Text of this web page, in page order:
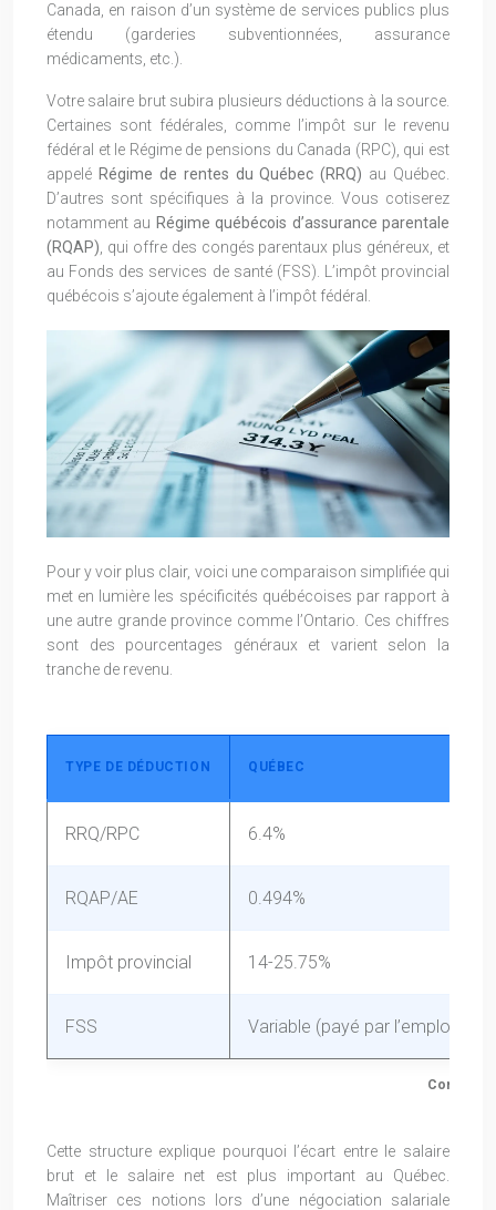
Canada, en raison d’un système de services publics plus
étendu (garderies subventionnées, assurance
médicaments, etc.).
Votre salaire brut subira plusieurs déductions à la source.
Certaines sont fédérales, comme l’impôt sur le revenu
fédéral et le Régime de pensions du Canada (RPC), qui est
appelé Régime de rentes du Québec (RRQ) au Québec.
D’autres sont spécifiques à la province. Vous cotiserez
notamment au Régime québécois d’assurance parentale
(RQAP) , qui offre des congés parentaux plus généreux, et
au Fonds des services de santé (FSS). L’impôt provincial
québécois s’ajoute également à l’impôt fédéral.
Pour y voir plus clair, voici une comparaison simplifiée qui
met en lumière les spécificités québécoises par rapport à
une autre grande province comme l’Ontario. Ces chiffres
sont des pourcentages généraux et varient selon la
tranche de revenu.
TYPE DE DÉDUCTION QUÉBEC
RRQ/RPC 6.4%
RQAP/AE 0.494%
Impôt provincial 14-25.75%
FSS Variable (payé par l’employeur)
Cette structure explique pourquoi l’écart entre le salaire
brut et le salaire net est plus important au Québec.
Maîtriser ces notions lors d’une négociation salariale